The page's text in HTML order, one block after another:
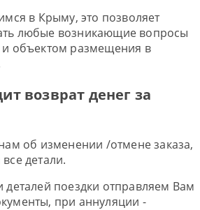
в Крыму, это позволяет
любые возникающие вопросы
и объектом размещения в
возврат денег за
об изменении /отмене заказа,
детали.
поездки отправляем Вам
при аннуляции -